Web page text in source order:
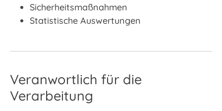
Sicherheitsmaßnahmen
Statistische Auswertungen
Veranwortlich für die
Verarbeitung